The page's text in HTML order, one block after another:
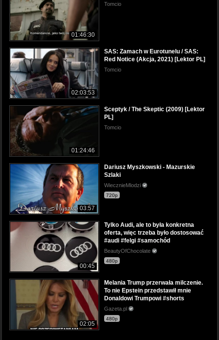
01:46:30
Tomcio
02:03:53
SAS: Zamach w Eurotunelu / SAS:
Red Notice (Akcja, 2021) [Lektor PL]
Tomcio
01:24:46
Sceptyk / The Skeptic (2009) [Lektor
PL]
Tomcio
03:57
Dariusz Myszkowski - Mazurskie
Szlaki
WiecznieMlodzi
720p
00:45
Tylko Audi, ale to była konkretna
oferta, więc trzeba było dostosować
#audi #felgi #samochód
BeautyOfChocolate
480p
02:05
Melania Trump przerwała milczenie.
To nie Epstein przedstawił mnie
Donaldowi Trumpowi #shorts
Gazeta.pl
480p